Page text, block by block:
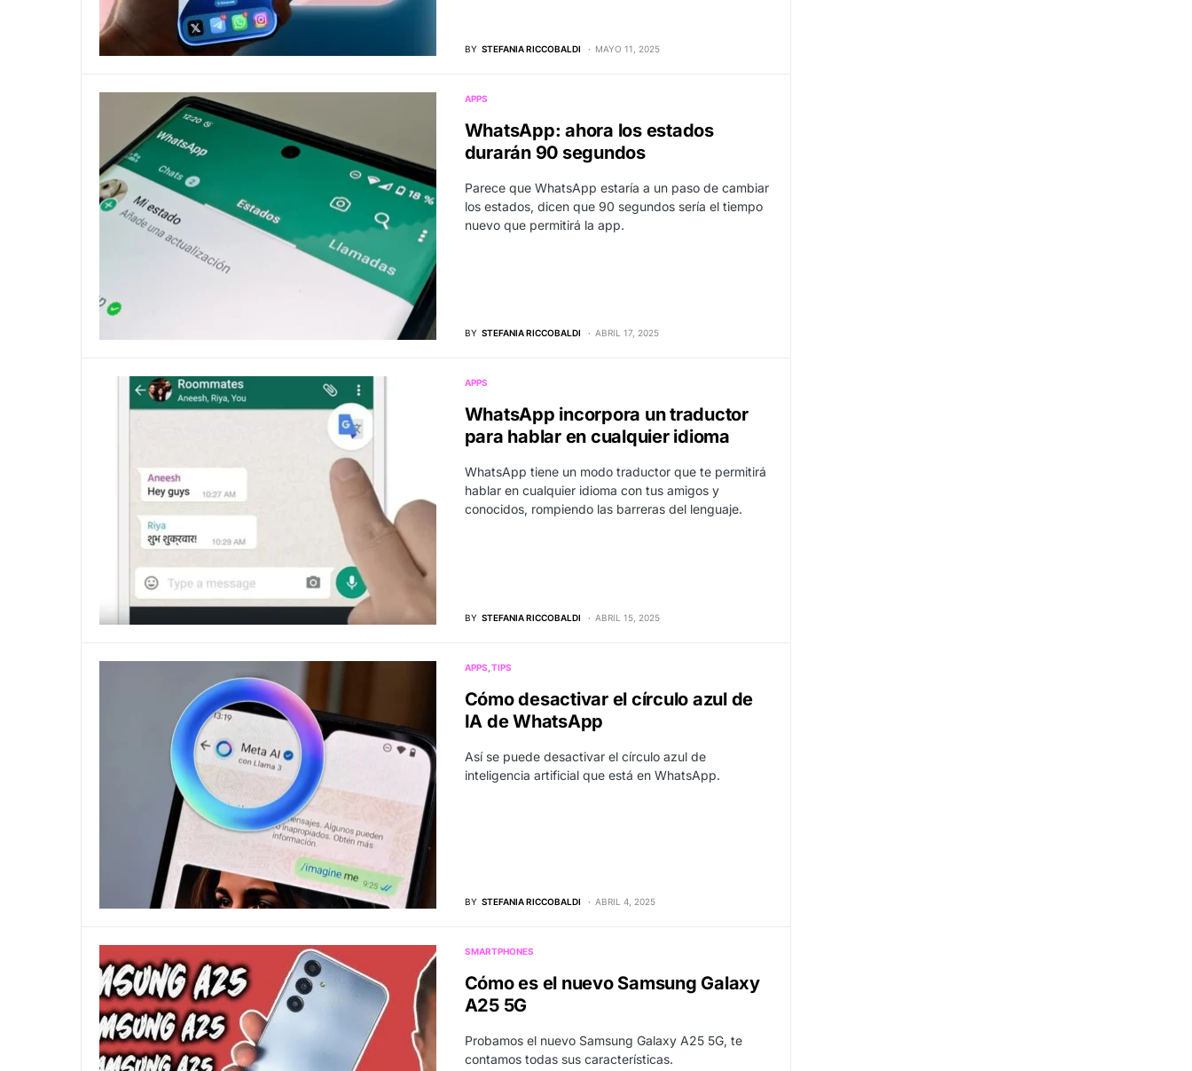
BY STEFANIA RICCOBALDI MAYO 11, 2025
APPS
WhatsApp: ahora los estados
durarán 90 segundos
Parece que WhatsApp estaría a un paso de cambiar
los estados, dicen que 90 segundos sería el tiempo
nuevo que permitirá la app.
BY STEFANIA RICCOBALDI ABRIL 17, 2025
APPS
WhatsApp incorpora un traductor
para hablar en cualquier idioma
WhatsApp tiene un modo traductor que te permitirá
hablar en cualquier idioma con tus amigos y
conocidos, rompiendo las barreras del lenguaje.
BY STEFANIA RICCOBALDI ABRIL 15, 2025
APPS TIPS
Cómo desactivar el círculo azul de
IA de WhatsApp
Así se puede desactivar el círculo azul de
inteligencia artificial que está en WhatsApp.
BY STEFANIA RICCOBALDI ABRIL 4, 2025
SMARTPHONES
Cómo es el nuevo Samsung Galaxy
A25 5G
Probamos el nuevo Samsung Galaxy A25 5G, te
contamos todas sus características.